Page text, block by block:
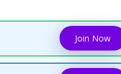
Join Now